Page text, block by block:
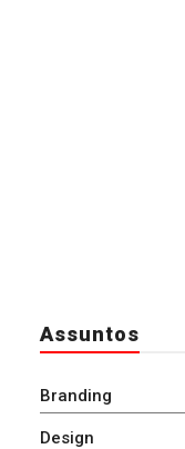
Assuntos
Branding
Design